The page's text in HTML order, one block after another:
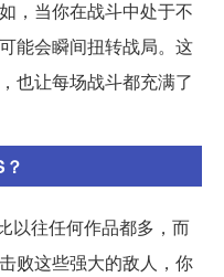
，当你在战斗中处于不
能会瞬间扭转战局。这
也让每场战斗都充满了
以往任何作品都多，而
败这些强大的敌人，你